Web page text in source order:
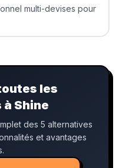
multi-devises pour
les
Shine
des 5 alternatives
et avantages